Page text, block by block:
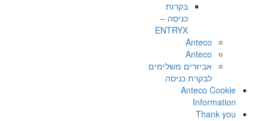
בקרות
כניסה –
ENTRYX
Anteco
Anteco
אביזרים משלימים
לבקרת כניסה
Anteco Cookie
Information
Thank you